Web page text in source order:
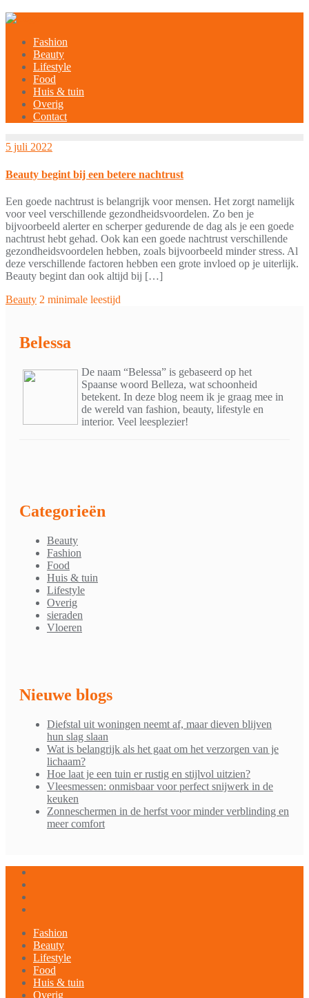
Fashion
Beauty
Lifestyle
Food
Huis & tuin
Overig
Contact
5 juli 2022
Beauty begint bij een betere nachtrust
Een goede nachtrust is belangrijk voor mensen. Het zorgt namelijk
voor veel verschillende gezondheidsvoordelen. Zo ben je
bijvoorbeeld alerter en scherper gedurende de dag als je een goede
nachtrust hebt gehad. Ook kan een goede nachtrust verschillende
gezondheidsvoordelen hebben, zoals bijvoorbeeld minder stress. Al
deze verschillende factoren hebben een grote invloed op je uiterlijk.
Beauty begint dan ook altijd bij […]
Beauty 2 minimale leestijd
Belessa
De naam “Belessa” is gebaseerd op het
Spaanse woord Belleza, wat schoonheid
betekent. In deze blog neem ik je graag mee in
de wereld van fashion, beauty, lifestyle en
interior. Veel leesplezier!
Categorieën
Beauty
Fashion
Food
Huis & tuin
Lifestyle
Overig
sieraden
Vloeren
Nieuwe blogs
Diefstal uit woningen neemt af, maar dieven blijven
hun slag slaan
Wat is belangrijk als het gaat om het verzorgen van je
lichaam?
Hoe laat je een tuin er rustig en stijlvol uitzien?
Vleesmessen: onmisbaar voor perfect snijwerk in de
keuken
Zonneschermen in de herfst voor minder verblinding en
meer comfort
Fashion
Beauty
Lifestyle
Food
Huis & tuin
Overig